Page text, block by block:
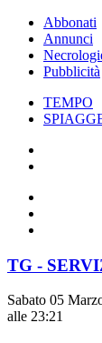
Abbonati
Annunci
Pubblicità
TEMPO
TG -
Sabato 05
alle 23:21